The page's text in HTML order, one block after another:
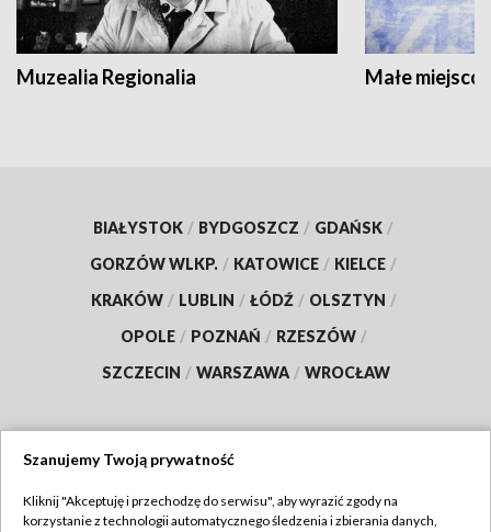
Muzealia Regionalia Małe
BIAŁYSTOK / BYDGOSZCZ / GDAŃSK /
GORZÓW WLKP. / KATOWICE / KIELCE /
KRAKÓW / LUBLIN / ŁÓDŹ / OLSZTYN /
OPOLE / POZNAŃ / RZESZÓW /
SZCZECIN / WARSZAWA / WROCŁAW
TVP
Szanujemy Twoją prywatność
Kliknij "Akceptuję i przechodzę do serwisu", aby wyrazić zgody na
korzystanie z technologii automatycznego śledzenia i zbierania danych,